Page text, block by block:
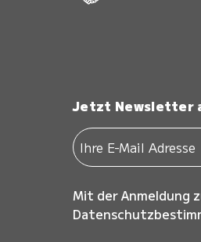
Jetzt Newsletter
Mit der Anmeldung